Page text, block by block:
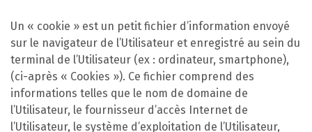
Un « cookie » est un petit fichier d’information envoyé
sur le navigateur de l’Utilisateur et enregistré au sein du
terminal de l’Utilisateur (ex : ordinateur, smartphone),
(ci-après « Cookies »). Ce fichier comprend des
informations telles que le nom de domaine de
l’Utilisateur, le fournisseur d’accès Internet de
l’Utilisateur, le système d’exploitation de l’Utilisateur,